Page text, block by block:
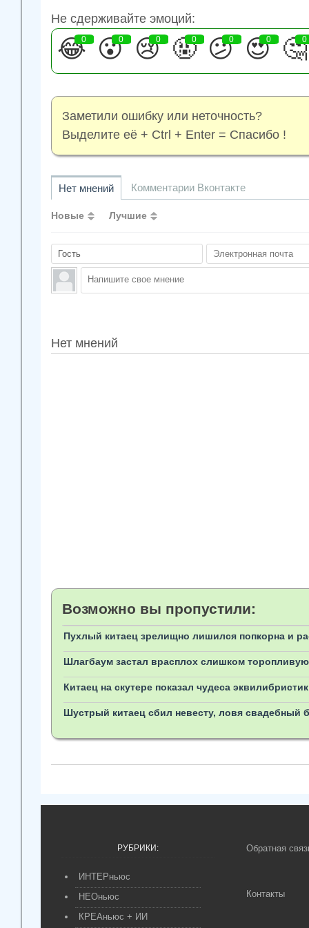
Не сдерживайте эмоций:
😂
0 😮
0 😢
0 🤬
0 😕
0 😍
0 🤔
0
Заметили ошибку или неточность?
Выделите её + Ctrl + Enter = Спасибо !
Нет мнений Комментарии Вконтакте
Новые Лучшие
Нет мнений
Возможно вы пропустили:
Пухлый китаец зрелищно лишился попкорна и
Шлагбаум застал врасплох слишком
Китаец на скутере показал чудеса
Шустрый китаец сбил невесту, ловя свадебный
РУБРИКИ:
ИНТЕРньюс
НЕОньюс
КРЕАньюс + ИИ
Обратная
Контакты